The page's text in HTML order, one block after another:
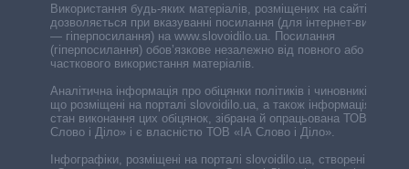
Використання будь-яких матеріалів, розміщених на сайті,
дозволяється при вказуванні посилання (для інтернет-видань
— гіперпосилання) на www.slovoidilo.ua. Посилання
(гіперпосилання) обов’язкове незалежно від повного або
часткового використання матеріалів.
Аналітична інформація про обіцянки політиків і чиновників,
що розміщені на порталі slovoidilo.ua, а також інформація про
стан виконання цих обіцянок, зібрана й опрацьована ТОВ «ІА
Слово і Діло» і є власністю ТОВ «ІА Слово і Діло».
Інфографіки, розміщені на порталі slovoidilo.ua, створені ГО